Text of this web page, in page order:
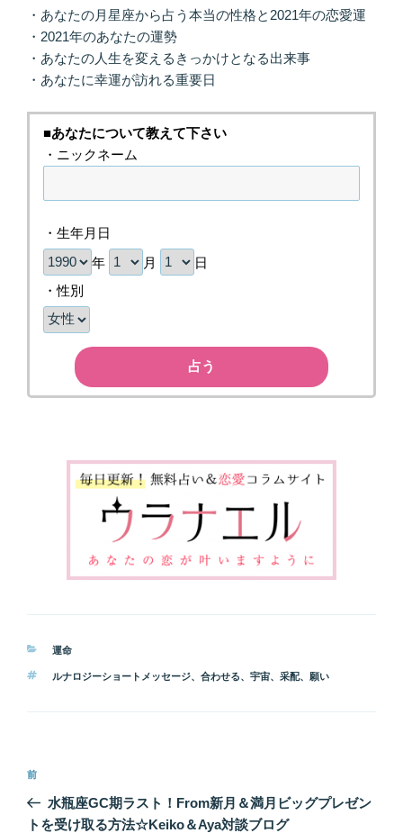
・あなたの月星座から占う本当の性格と2021年の恋愛運
・2021年のあなたの運勢
・あなたの人生を変えるきっかけとなる出来事
・あなたに幸運が訪れる重要日
■あなたについて教えて下さい
・ニックネーム
・生年月日
年
月
日
・性別
占う
カ
ゴ
ー
運命
タ
ルナロジーショートメッセージ、 合わせる、 宇宙、 采配、 願い
投
ナ
前
の
投
前
水瓶座GC期ラスト！From新月＆満月ビッグプレゼン
トを受け取る方法☆Keiko＆Aya対談ブログ